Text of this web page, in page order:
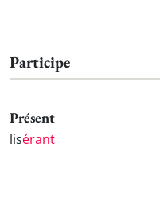
Participe
Présent
lisérant